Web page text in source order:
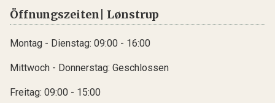
Öffnungszeiten| Lønstrup
Montag - Dienstag: 09:00 - 16:00
Mittwoch - Donnerstag: Geschlossen
Freitag: 09:00 - 15:00